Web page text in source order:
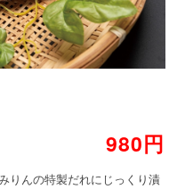
980円
りんの特製だれにじっくり漬